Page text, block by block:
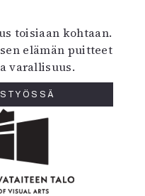
toisiaan kohtaan.
elämän puitteet
varallisuus.